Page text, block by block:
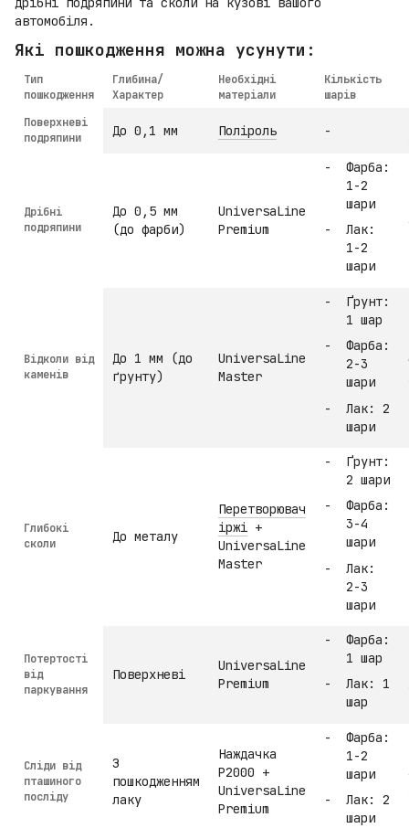
автомобіля.
Які пошкодження можна усунути:
Тип
пошкодження
Глибина/
Характер
Необхідні
матеріали
Кількість
шарів
Поверхневі
подряпини
До 0,1 мм Поліроль -
Дрібні
подряпини
До 0,5 мм
(до фарби)
UniversaLine
Premium
Фарба:
1-2
шари
Лак:
1-2
шари
Відколи від
каменів
До 1 мм (до
ґрунту)
UniversaLine
Master
Ґрунт:
1 шар
Фарба:
2-3
шари
Лак: 2
шари
Глибокі
сколи
До металу
Перетворювач
іржі +
UniversaLine
Master
Ґрунт:
2 шари
Фарба:
3-4
шари
Лак:
2-3
шари
Потертості
від
паркування
Поверхневі
UniversaLine
Premium
Фарба:
1 шар
Лак: 1
шар
Сліди від
пташиного
посліду
З
пошкодженням
лаку
Наждачка
P2000 +
UniversaLine
Premium
Фарба:
1-2
шари
Лак: 2
шари